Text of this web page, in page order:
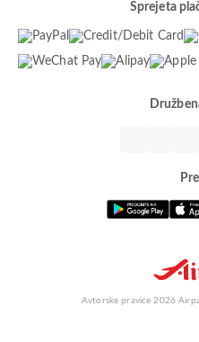
Sprejeta
Avtorske pravice 2026